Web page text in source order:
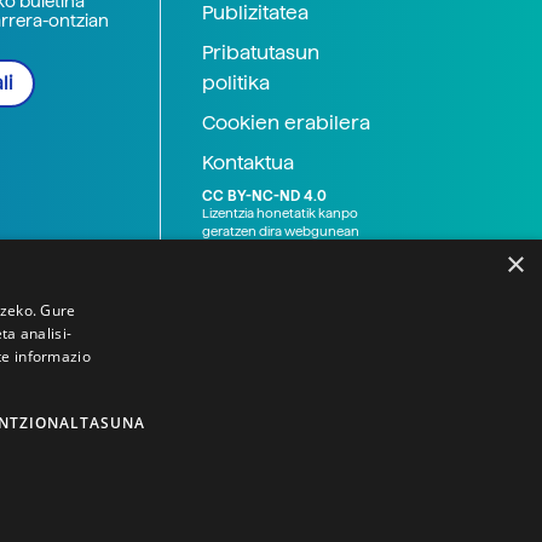
ontzian
Publizitatea
Pribatutasun
politika
Cookien erabilera
Kontaktua
CC BY-NC-ND 4.0
Lizentzia honetatik kanpo
geratzen dira webgunean
×
Gure
analisi-
informazio